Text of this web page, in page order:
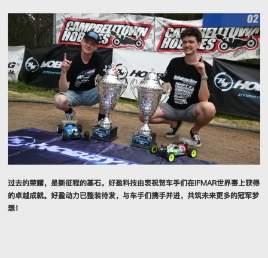
过去的荣耀，是新征程的基石。好盈科技由衷祝贺车手们在IFMAR世界赛上获得
的卓越成就。好盈动力已整装待发，与车手们携手并进，共筑未来更多的冠军梦
想！